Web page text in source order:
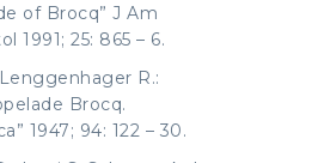
of Brocq” J Am
1991; 25: 865 – 6.
R.:
Brocq.
1947; 94: 122 – 30.